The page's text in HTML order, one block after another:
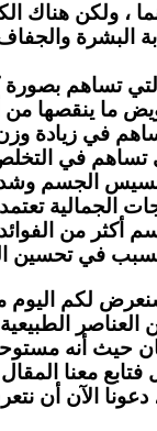
، ولكن
التي تساهم
ما
تساهم في
تساهم في
الجسم وشده
الجمالية
أكثر من
في تحسين
لكم
أنه
معنا
الآن أن